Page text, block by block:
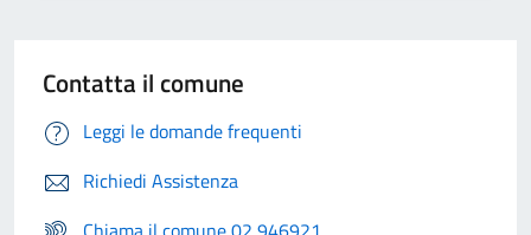
Contatta il comune
Leggi le domande frequenti
Richiedi Assistenza